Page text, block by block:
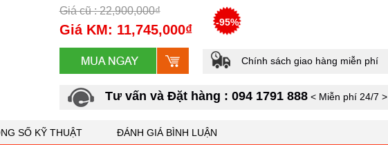
Giá cũ : 22,900,000₫
Giá KM: 11,745,000₫ -95%
Chính sách giao hàng miễn phí
Tư vấn và Đặt hàng : 094 1791 888< Miễn phí 24/7 >
SỐ KỸ THUẬT ĐÁNH GIÁ BÌNH LUẬN